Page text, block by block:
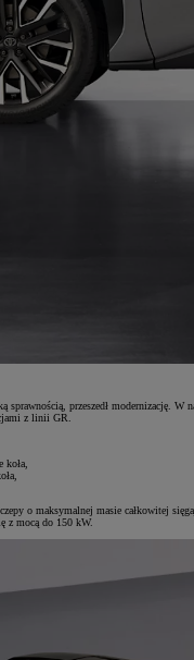
przeszedł modernizację.
z linii GR.
koła,
o maksymalnej masie całkowitej
z mocą do 150 kW.